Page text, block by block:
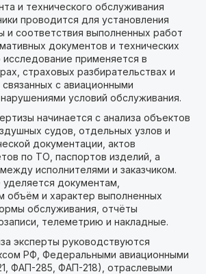
и технического обслуживания
проводится для установления
и соответствия выполненных работ
документов и технических
применяется в
страховых разбирательствах и
с авиационными
условий обслуживания.
начинается с анализа объектов
судов, отдельных узлов и
документации, актов
по ТО, паспортов изделий, а
исполнителями и заказчиком.
документам,
и характер выполненных
обслуживания, отчёты
телеметрию и накладные.
эксперты руководствуются
РФ, Федеральными авиационными
ФАП-285, ФАП-218), отраслевыми